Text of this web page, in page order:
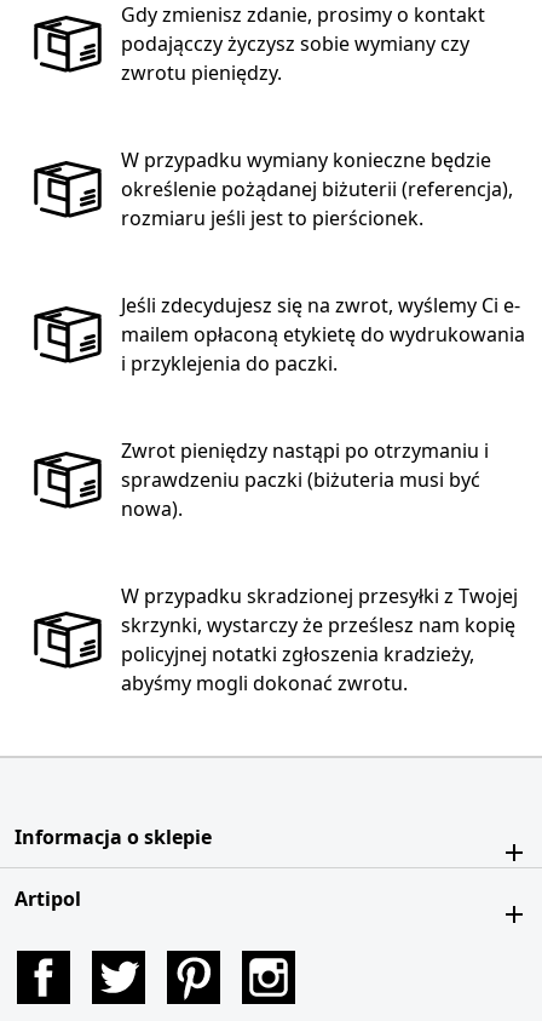
Gdy zmienisz zdanie, prosimy o kontakt
podającczy życzysz sobie wymiany czy
zwrotu pieniędzy.
W przypadku wymiany konieczne będzie
określenie pożądanej biżuterii (referencja),
rozmiaru jeśli jest to pierścionek.
Jeśli zdecydujesz się na zwrot, wyślemy Ci e-
mailem opłaconą etykietę do wydrukowania
i przyklejenia do paczki.
Zwrot pieniędzy nastąpi po otrzymaniu i
sprawdzeniu paczki (biżuteria musi być
nowa).
W przypadku skradzionej przesyłki z Twojej
skrzynki, wystarczy że prześlesz nam kopię
policyjnej notatki zgłoszenia kradzieży,
abyśmy mogli dokonać zwrotu.
Informacja o sklepie
Artipol
Facebook Twitter Pinterest